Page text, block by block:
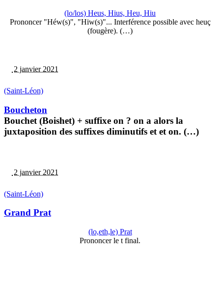
(lo/los) Heus, Hius, Heu, Hiu
Prononcer "Héw(s)", "Hiw(s)"... Interférence possible avec heuç
(fougère). (…)
2 janvier 2021
(Saint-Léon)
Boucheton
Bouchet (Boishet) + suffixe on ? on a alors la
juxtaposition des suffixes diminutifs et et on. (…)
2 janvier 2021
(Saint-Léon)
Grand Prat
(lo,eth,le) Prat
Prononcer le t final.